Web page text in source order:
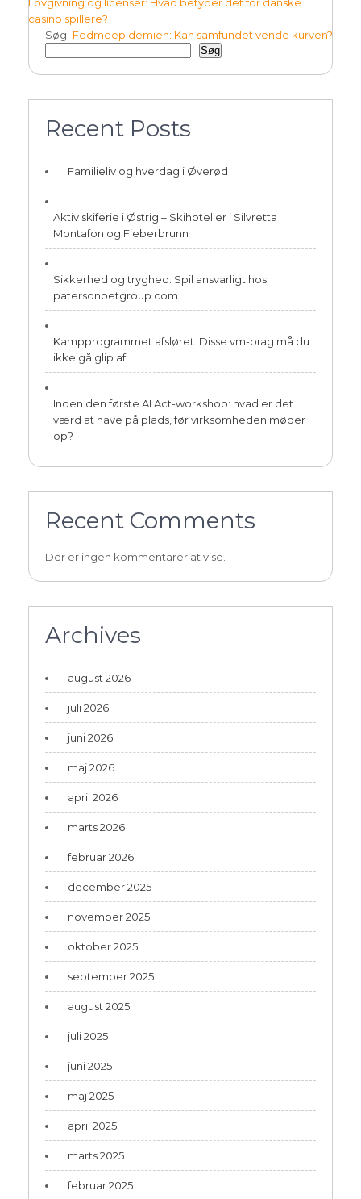
Indlægsnavigation
casino spillere?
Fedmeepidemien: Kan samfundet vende kurven?
Søg
Søg
Recent Posts
Familieliv og hverdag i Øverød
Aktiv skiferie i Østrig – Skihoteller i Silvretta
Montafon og Fieberbrunn
Sikkerhed og tryghed: Spil ansvarligt hos
patersonbetgroup.com
Kampprogrammet afsløret: Disse vm-brag må du
ikke gå glip af
Inden den første AI Act-workshop: hvad er det
værd at have på plads, før virksomheden møder
op?
Recent Comments
Der er ingen kommentarer at vise.
Archives
august 2026
juli 2026
juni 2026
maj 2026
april 2026
marts 2026
februar 2026
december 2025
november 2025
oktober 2025
september 2025
august 2025
juli 2025
juni 2025
maj 2025
april 2025
marts 2025
februar 2025